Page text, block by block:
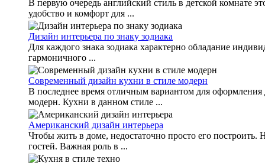
В первую очередь английский стиль в детской комнате
удобство и комфорт для ...
Дизайн интерьера по знаку зодиака
Для каждого знака зодиака характерно обладание
гармоничного ...
Современный дизайн кухни в стиле модерн
В последнее время отличным вариантом для
модерн. Кухни в данном стиле ...
Американский дизайн интерьера
Чтобы жить в доме, недостаточно просто его
гостей. Важная роль в ...